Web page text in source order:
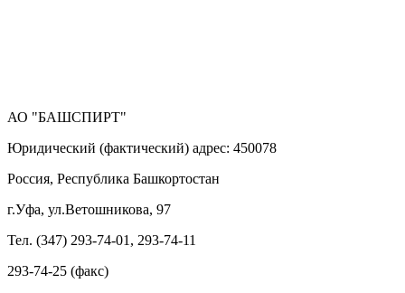
АО "БАШСПИРТ"
Юридический (фактический) адрес: 450078
Россия, Республика Башкортостан
г.Уфа, ул.Ветошникова, 97
Тел. (347) 293-74-01, 293-74-11
293-74-25 (факс)